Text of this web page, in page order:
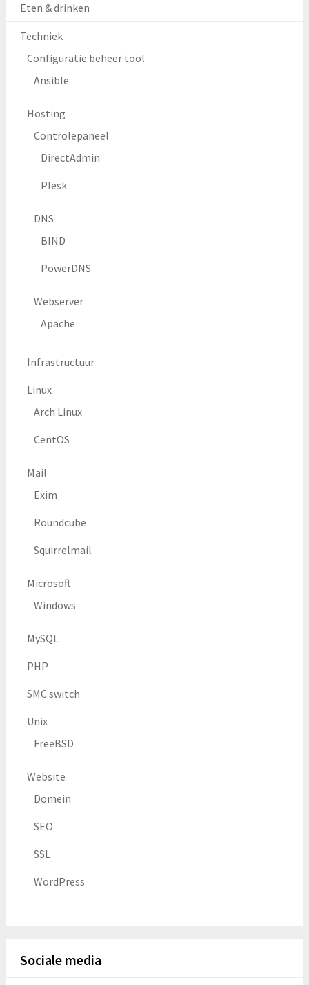
Eten & drinken
Techniek
Configuratie beheer tool
Ansible
Hosting
Controlepaneel
DirectAdmin
Plesk
DNS
BIND
PowerDNS
Webserver
Apache
Infrastructuur
Linux
Arch Linux
CentOS
Mail
Exim
Roundcube
Squirrelmail
Microsoft
Windows
MySQL
PHP
SMC switch
Unix
FreeBSD
Website
Domein
SEO
SSL
WordPress
Sociale media